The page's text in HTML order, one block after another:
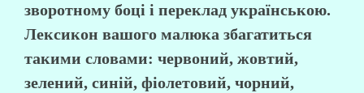
зворотному боці і переклад українською.
Лексикон вашого малюка збагатиться
такими словами: червоний, жовтий,
зелений, синій, фіолетовий, чорний,